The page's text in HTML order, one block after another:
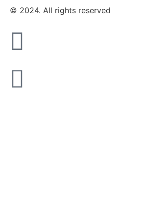
© 2024. All rights reserved